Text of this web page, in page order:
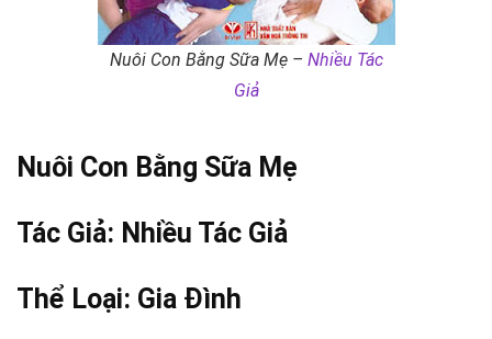
Nuôi Con Bằng Sữa Mẹ – Nhiều Tác
Giả
Nuôi Con Bằng Sữa Mẹ
Tác Giả: Nhiều Tác Giả
Thể Loại: Gia Đình